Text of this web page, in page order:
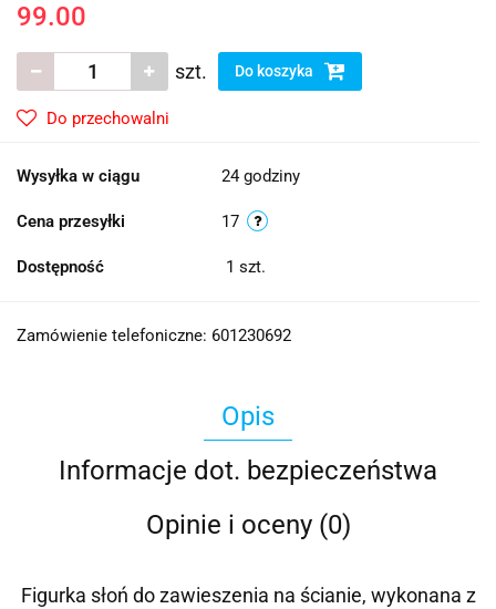
99.00
szt. Do koszyka
Do przechowalni
Wysyłka w ciągu 24 godziny
Cena przesyłki 17
Dostępność 1 szt.
Zamówienie telefoniczne: 601230692
Opis
Informacje dot. bezpieczeństwa
Opinie i oceny (0)
Figurka słoń do zawieszenia na ścianie, wykonana z